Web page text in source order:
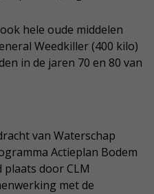
hele oude middelen
Weedkiller (400 kilo)
in de jaren 70 en 80 van
van Waterschap
Actieplan Bodem
door CLM
met de